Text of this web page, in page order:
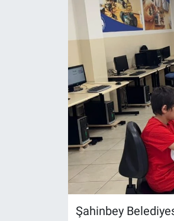
Şahinbey